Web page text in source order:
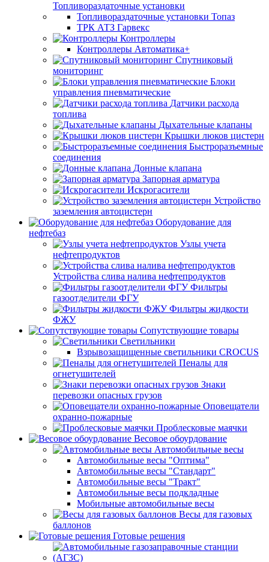
Топливораздаточные установки
Топливораздаточные установки Топаз
ТРК АТЗ Гарвекс
Контроллеры
Контроллеры Автоматика+
Спутниковый
мониторинг
Блоки
управления пневматические
Датчики расхода
топлива
Дыхательные клапаны
Крышки люков цистерн
Быстроразъемные
соединения
Донные клапана
Запорная арматура
Искрогасители
Устройство
заземления автоцистерн
Оборудование для
нефтебаз
Узлы учета
нефтепродуктов
Устройства слива налива нефтепродуктов
Фильтры
газоотделители ФГУ
Фильтры жидкости
ФЖУ
Сопутствующие товары
Светильники
Взрывозащищенные светильники CROCUS
Пеналы для
огнетушителей
Знаки
перевозки опасных грузов
Оповещатели
охранно-пожарные
Проблесковые маячки
Весовое обоурдование
Автомобильные весы
Автомобильные весы "Оптима"
Автомобильные весы "Стандарт"
Автомобильные весы "Тракт"
Автомобильные весы подкладные
Мобильные автомобильные весы
Весы для газовых
баллонов
Готовые решения